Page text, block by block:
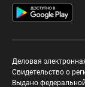
Деловая
Свидетельство о
Выдано